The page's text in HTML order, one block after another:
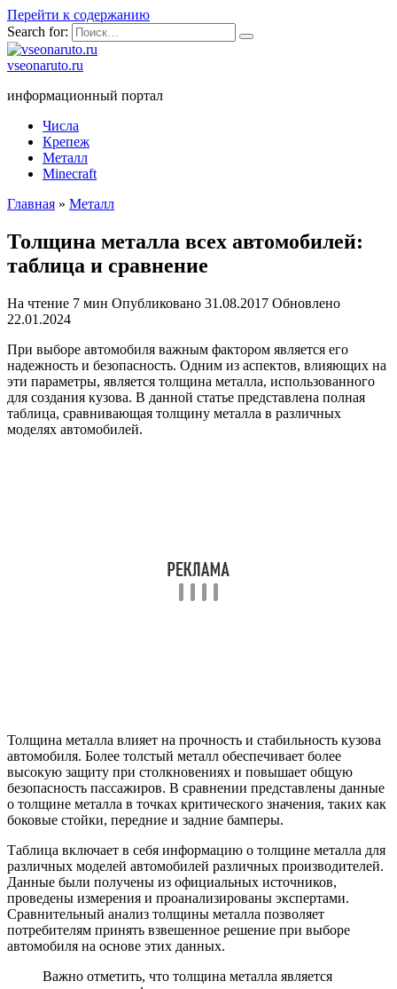
Перейти к содержанию
Search for:
vseonaruto.ru
информационный портал
Числа
Крепеж
Металл
Minecraft
Главная » Металл
Толщина металла всех автомобилей:
таблица и сравнение
На чтение 7 мин Опубликовано 31.08.2017 Обновлено
22.01.2024
При выборе автомобиля важным фактором является его
надежность и безопасность. Одним из аспектов, влияющих на
эти параметры, является толщина металла, использованного
для создания кузова. В данной статье представлена полная
таблица, сравнивающая толщину металла в различных
моделях автомобилей.
Толщина металла влияет на прочность и стабильность кузова
автомобиля. Более толстый металл обеспечивает более
высокую защиту при столкновениях и повышает общую
безопасность пассажиров. В сравнении представлены данные
о толщине металла в точках критического значения, таких как
боковые стойки, передние и задние бамперы.
Таблица включает в себя информацию о толщине металла для
различных моделей автомобилей различных производителей.
Данные были получены из официальных источников,
проведены измерения и проанализированы экспертами.
Сравнительный анализ толщины металла позволяет
потребителям принять взвешенное решение при выборе
автомобиля на основе этих данных.
Важно отметить, что толщина металла является